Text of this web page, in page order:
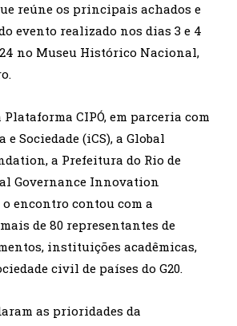
reúne os principais achados e
evento realizado nos dias 3 e 4
no Museu Histórico Nacional,
CIPÓ, em parceria com
Sociedade (iCS), a Global
a Prefeitura do Rio de
Governance Innovation
o encontro contou com a
de 80 representantes de
instituições acadêmicas,
civil de países do G20.
as prioridades da